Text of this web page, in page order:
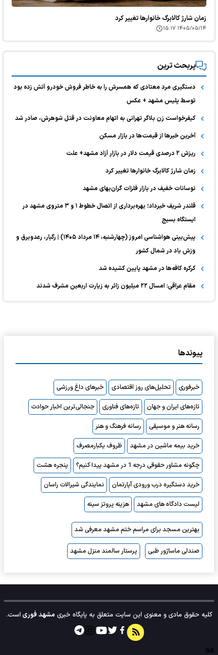
زمان شارژ کالابرگ خانوارها تغییر کرد
۱۴۰۵/۰۵/۱۴ ۱۵:۱۷
پربحث ترین
دستگیری مرد معتادی که همسرش را به خاطر فروش خودرو آتش زده بود
توسط پلیس مشهد + عکس
کیفرخواست زن بلاگر تهرانی به اتهام معاونت در قتل شوهرش، صادر شد
آخرین خبر‌ها از قیمت‌ها در بازار مسکن
ریزش ۲ درصدی قیمت دلار در بازار آزاد مشهد+ علت
زمان شارژ کالابرگ خانوارها تغییر کرد
نوسانات خفیف در بازار فلزات گران‌بهای مشهد
قلندر شریف خبرداد؛ بهره‌برداری از اتصال خطوط ۱ و ۳ متروی مشهد در
ایستگاه بسیج
پیش‌بینی هواشناسی امروز (چهارشنبه، ۱۴ مرداد ۱۴۰۵) | رگبار، رعدوبرق و
وزش باد در شمال کشور
کرکره کافه‌ها در مشهد پایین کشیده شد
مقام عراقی: امسال ۲۲ میلیون زائر به زیارت اربعین مشرف شدند
پیوندها
خبرفوری تحلیل‌های روز اقتصادی
خبرهای داغ ورزشی
تازه‌های ایران و جهان
تازه‌های فناوری
جنجالی‌ترین اخبار حوادث
رسانه هنر و موسیقی
رسانه فرهنگ و هنر
خرید بیمه ماشین در مشهد
ظروف یکبارمصرف
چگونه مشاور حقوقی درجه 1 در مشهد پیدا کنیم؟
پنجره هشت
خرید دستگیره درب ورودی آپارتمان
نمایندگی شیرالات راسان
لیست دادگاه های مشهد
هزینه پروتز سینه
بهترین مسجد برای مراسم ختم مشهد معرفی شد
صندلی ماساژور طبی پرستار سالمند منزل مشهد
کلیه حقوق مادی و معنوی این سایت متعلق به پایگاه خبریمشهد فوریاست.
aa